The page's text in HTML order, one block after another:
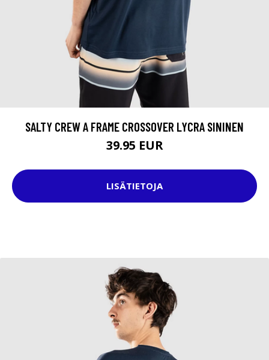
SALTY CREW A FRAME CROSSOVER LYCRA SININEN
39.95 EUR
LISÄTIETOJA